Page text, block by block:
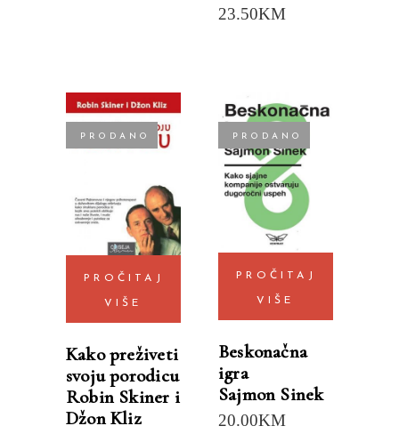
23.50KM
PRODANO
PROČITAJ
VIŠE
Kako preživeti
svoju porodicu
Robin Skiner i
Džon Kliz
PRODANO
PROČITAJ
VIŠE
Beskonačna
igra
Sajmon Sinek
20.00KM